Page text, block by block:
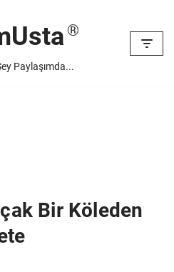
Paylaşımda...
Bir Köleden